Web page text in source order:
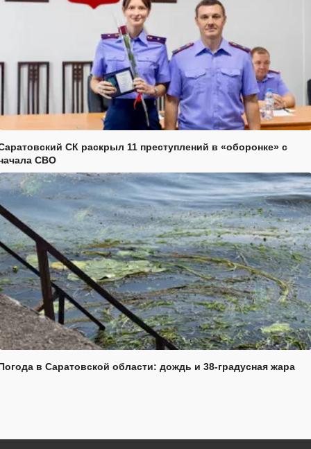
СК раскрыл 11 преступлений в «оборонке» с
СВО
в Саратовской области: дождь и 38-градусная жара